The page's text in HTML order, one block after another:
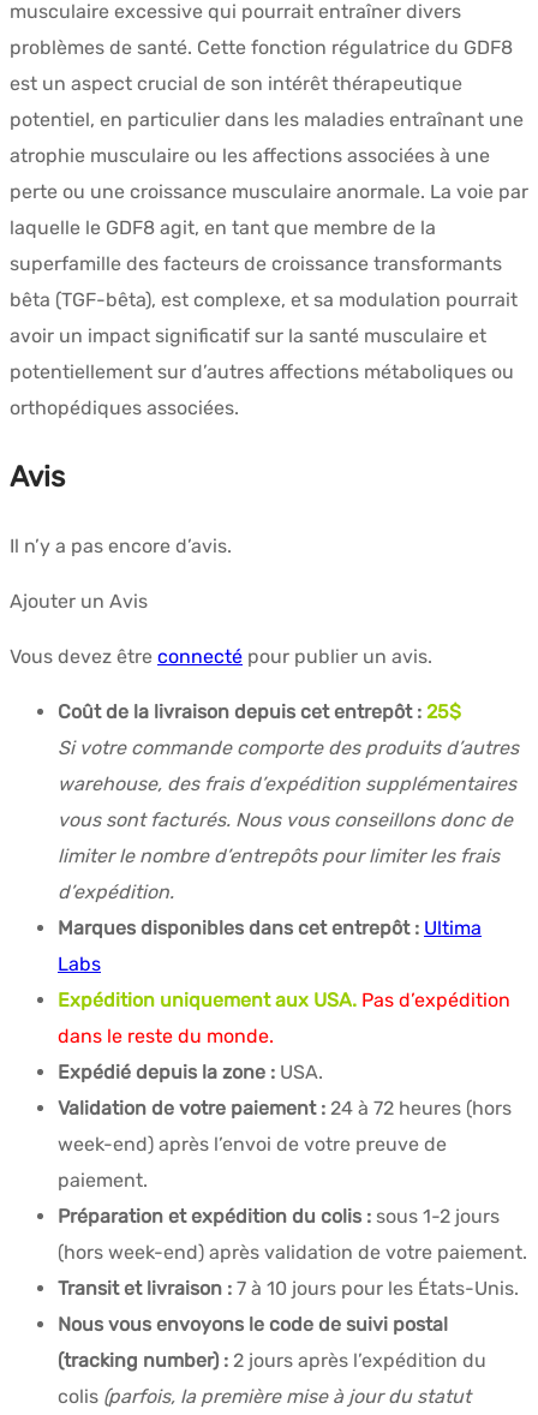
musculaire excessive qui pourrait entraîner divers
problèmes de santé. Cette fonction régulatrice du GDF8
est un aspect crucial de son intérêt thérapeutique
potentiel, en particulier dans les maladies entraînant une
atrophie musculaire ou les affections associées à une
perte ou une croissance musculaire anormale. La voie par
laquelle le GDF8 agit, en tant que membre de la
superfamille des facteurs de croissance transformants
bêta (TGF-bêta), est complexe, et sa modulation pourrait
avoir un impact significatif sur la santé musculaire et
potentiellement sur d’autres affections métaboliques ou
orthopédiques associées.
Avis
Il n’y a pas encore d’avis.
Ajouter un Avis
Vous devez être connecté pour publier un avis.
Coût de la livraison depuis cet entrepôt : 25$
Si votre commande comporte des produits d’autres
warehouse, des frais d’expédition supplémentaires
vous sont facturés. Nous vous conseillons donc de
limiter le nombre d’entrepôts pour limiter les frais
d’expédition.
Marques disponibles dans cet entrepôt : Ultima
Labs
Expédition uniquement aux USA. Pas d’expédition
dans le reste du monde.
Expédié depuis la zone : USA.
Validation de votre paiement : 24 à 72 heures (hors
week-end) après l’envoi de votre preuve de
paiement.
Préparation et expédition du colis : sous 1-2 jours
(hors week-end) après validation de votre paiement.
Transit et livraison : 7 à 10 jours pour les États-Unis.
Nous vous envoyons le code de suivi postal
(tracking number) : 2 jours après l’expédition du
colis (parfois, la première mise à jour du statut